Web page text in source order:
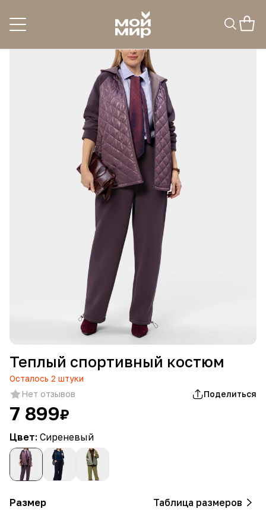
Теплый спортивный костюм
Осталось 2 штуки
Нет отзывов
Поделиться
7 899₽
Цвет: Сиреневый
Размер Таблица размеров